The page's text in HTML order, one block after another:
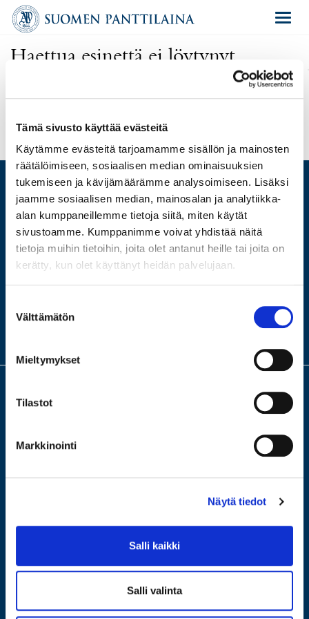
Tämä sivusto käyttää evästeitä
Käytämme evästeitä tarjoamamme sisällön ja mainosten
räätälöimiseen, sosiaalisen median ominaisuuksien
tukemiseen ja kävijämäärämme analysoimiseen. Lisäksi
jaamme sosiaalisen median, mainosalan ja analytiikka-
alan kumppaneillemme tietoja siitä, miten käytät
sivustoamme. Kumppanimme voivat yhdistää näitä
tietoja muihin tietoihin, joita olet antanut heille tai joita on
kerätty, kun olet käyttänyt heidän palvelujaan.
valinta
Välttämätön
Mieltymykset
Tilastot
Markkinointi
Näytä tiedot
Salli kaikki
Salli valinta
Haettua esinettä ei löytynyt
Olet antanut virheellisen osoitteen tai kyseinen esine on poistettu
ARVIO
LAINAA
MYY
HUUTOKAUPPA
Meillä saat arvion ja lainaa arvotavaroistasi. Turvallinen ja fiksu laina,
lainaat itseltäsi. Tervetuloa johonkin neljästä
konttoristamme ilmaiseen arviointiin!